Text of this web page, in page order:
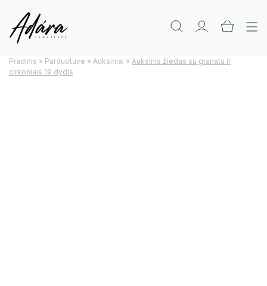
Pradinis » Parduotuve » Auksiniai » Auksinis žiedas su granatu ir
cirkoniais 19 dydis